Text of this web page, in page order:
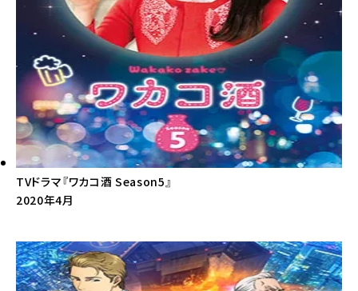
TVドラマ『ワカコ酒 Season5』
2020年4月